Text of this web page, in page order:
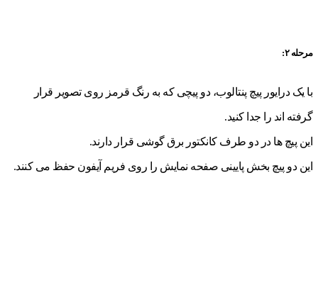
مرحله ۲:
با یک درایور پیچ پنتالوب، دو پیچی که به رنگ قرمز روی تصویر قرار
گرفته اند را جدا کنید.
این پیچ ها در دو طرف کانکتور برق گوشی قرار دارند.
این دو پیچ بخش پایینی صفحه نمایش را روی فریم آیفون حفظ می کنند.